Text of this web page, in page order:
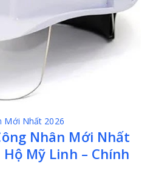
Mới Nhất 2026
Nhân Mới Nhất
Mỹ Linh – Chính